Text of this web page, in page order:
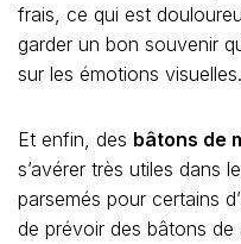
frais, ce qui est
garder un bon souvenir
sur les émotions visuelles.
Et enfin, des bâtons de
s’avérer très utiles dans
parsemés pour certains
de prévoir des bâtons